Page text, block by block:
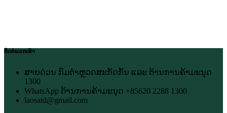
ຕິດຕໍ່ພວກເຮົາ
ສາຍດ່ວນ ກົມຕຳຫຼວດສະກັດກັ້ນ ແລະ ຕ້ານການຄ້າມະນຸດ
1300
WhatsApp ຕ້ານການຄ້າມະນຸດ +85620 2288 1300
laosatd@gmail.com